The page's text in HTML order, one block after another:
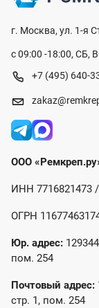
г. Москва, ул. 1-я
с 09:00 -18:00, СБ,
+7 (495) 640-
ООО
ИНН 7716821473
ОГРН
Юр. адрес:
пом. 254
Почтовый адрес:
стр. 1, пом. 254